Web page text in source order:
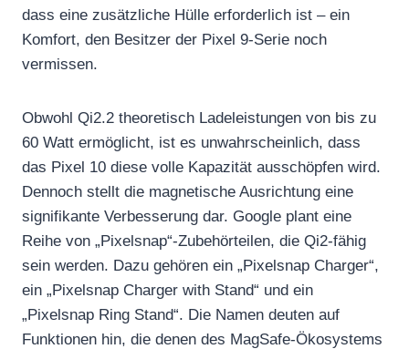
dass eine zusätzliche Hülle erforderlich ist – ein
Komfort, den Besitzer der Pixel 9-Serie noch
vermissen.
Obwohl Qi2.2 theoretisch Ladeleistungen von bis zu
60 Watt ermöglicht, ist es unwahrscheinlich, dass
das Pixel 10 diese volle Kapazität ausschöpfen wird.
Dennoch stellt die magnetische Ausrichtung eine
signifikante Verbesserung dar. Google plant eine
Reihe von „Pixelsnap“-Zubehörteilen, die Qi2-fähig
sein werden. Dazu gehören ein „Pixelsnap Charger“,
ein „Pixelsnap Charger with Stand“ und ein
„Pixelsnap Ring Stand“. Die Namen deuten auf
Funktionen hin, die denen des MagSafe-Ökosystems